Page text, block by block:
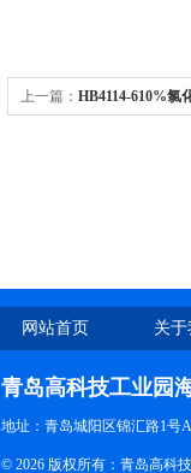
上一篇： HB4114-610%氯
网站首页 关
青岛高科技工业园
地址：青岛城阳区锦汇路1号
© 2026 版权所有：青岛高科